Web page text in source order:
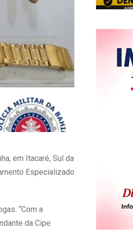
em Itacaré, Sul da
Especializado
“Com a
da Cipe